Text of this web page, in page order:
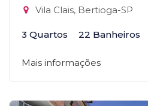
Vila Clais, Bertioga-SP
3 Quartos 22 Banheiros
Mais informações